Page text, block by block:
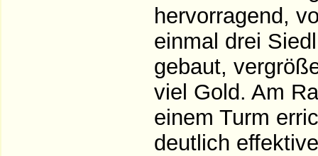
hervorragend,
einmal drei
gebaut,
viel Gold. Am
einem Turm
deutlich